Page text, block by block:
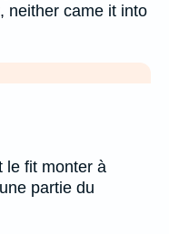
neither came it into
le fit monter à
partie du